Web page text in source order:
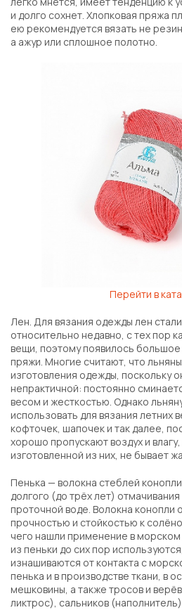
и долго сохнет. Хлопковая пряжа
ею рекомендуется вязать не
а ажур или сплошное полотно.
Перейти в
Лен. Для вязания одежды лен
относительно недавно, с тех пор
вещи, поэтому появилось
пряжи. Многие считают, что
изготовления одежды, поскольку
непрактичной: постоянно
весом и жесткостью. Однако
использовать для вязания летних
кофточек, шапочек и так далее,
хорошо пропускают воздух и
изготовленной из них, не бывает
Пенька — волокна стеблей
долгого (до трёх лет)
проточной воде. Волокна конопли
прочностью и стойкостью к
чего нашли применение в морском
из пеньки до сих пор
изнашиваются от контакта с
пенька и в производстве ткани, в
мешковины, а также тросов и
ликтрос), сальников